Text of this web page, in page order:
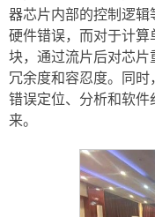
器芯片内部的控制逻
硬件错误，而对于计
块，通过流片后对芯
冗余度和容忍度。同
错误定位、分析和软
来。